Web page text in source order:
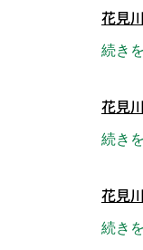
花見
続き
花見
続き
花見
続き